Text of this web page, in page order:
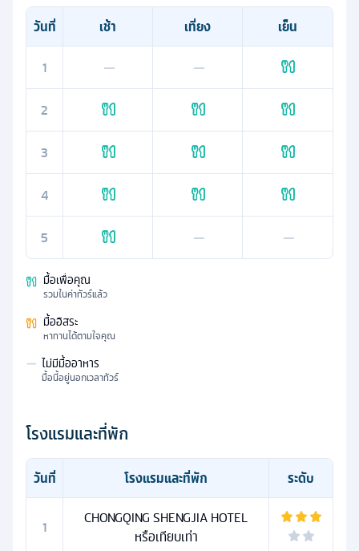
วันที่ เช้า เที่ยง
เย็น
1
— —
2
3
4
5 — —
มื้อเพื่อคุณ
รวมในค่าทัวร์แล้ว
มื้ออิสระ
หาทานได้ตามใจคุณ
— ไม่มีมื้ออาหาร
มื้อนี้อยู่นอกเวลาทัวร์
โรงแรมและที่พัก
วันที่ โรงแรมและที่พัก ระดับ
1
CHONGQING SHENGJIA HOTEL
หรือเทียบเท่า